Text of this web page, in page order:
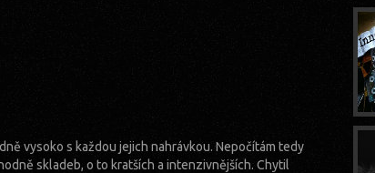
vysoko s každou jejich nahrávkou. Nepočítám tedy
skladeb, o to kratších a intenzivnějších. Chytil